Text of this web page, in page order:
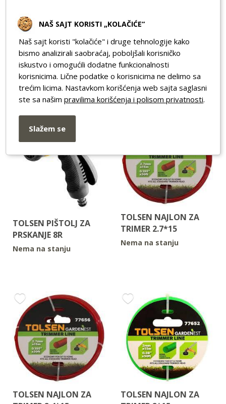
TOLSEN PRSKALICA
BAŠTENSKA 5L
Nema na stanju
PRSKANJE POD
Nema na stanju
TOLSEN PIŠTOLJ ZA
PRSKANJE 8R
Nema na stanju
TOLSEN NAJLON ZA
TRIMER 2.7*15
Nema na stanju
TOLSEN NAJLON ZA
TOLSEN NAJLON ZA
NAŠ SAJT KORISTI „KOLAČIĆE“
Naš sajt koristi "kolačiće" i druge tehnologije kako
bismo analizirali saobraćaj, poboljšali korisničko
iskustvo i omogućili dodatne funkcionalnosti
korisnicima. Lične podatke o korisnicima ne delimo sa
trećim licima. Nastavkom korišćenja web sajta saglasni
ste sa našimpravilima korišćenja i polisom privatnosti.
Slažem se